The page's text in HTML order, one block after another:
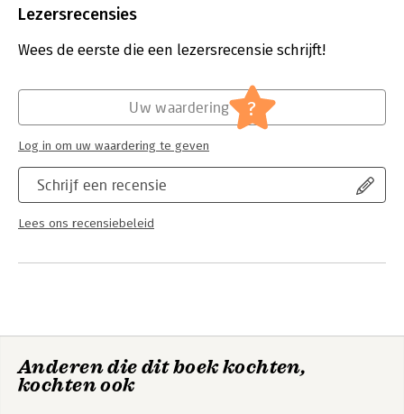
Uitgever:
Lezersrecensies
Wees de eerste die een lezersrecensie schrijft!
Schrijf een recensie
Lees ons recensiebeleid
Uw waardering ?
Log in om uw waardering te geven
Anderen die dit boek kochten,
kochten ook